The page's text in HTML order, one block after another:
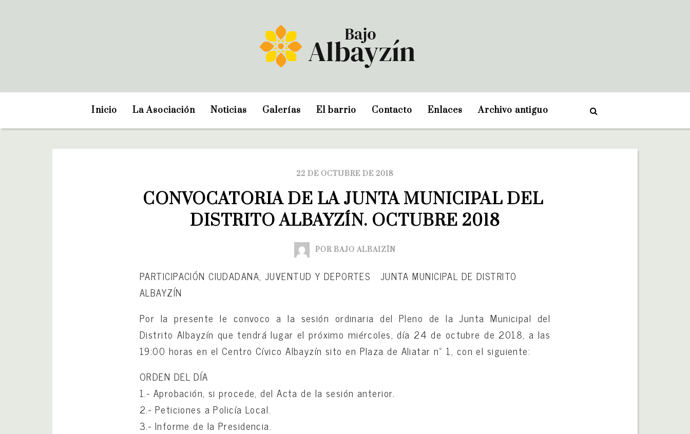
Inicio La Asociación Noticias Galerías El barrio Contacto Enlaces Archivo antiguo
22 DE OCTUBRE DE 2018
CONVOCATORIA DE LA JUNTA MUNICIPAL DEL
DISTRITO ALBAYZÍN. OCTUBRE 2018
POR BAJO ALBAIZÍN
PARTICIPACIÓN CIUDADANA, JUVENTUD Y DEPORTES JUNTA MUNICIPAL DE DISTRITO
ALBAYZÍN
Por la presente le convoco a la sesión ordinaria del Pleno de la Junta Municipal del
Distrito Albayzín que tendrá lugar el próximo miércoles, día 24 de octubre de 2018, a las
19:00 horasen el Centro Cívico Albayzín sito en Plaza de Aliatar nº 1, con el siguiente:
ORDEN DEL DÍA
1.- Aprobación, si procede, del Acta de la sesión anterior.
2.- Peticiones a Policía Local.
3.- Informe de la Presidencia.